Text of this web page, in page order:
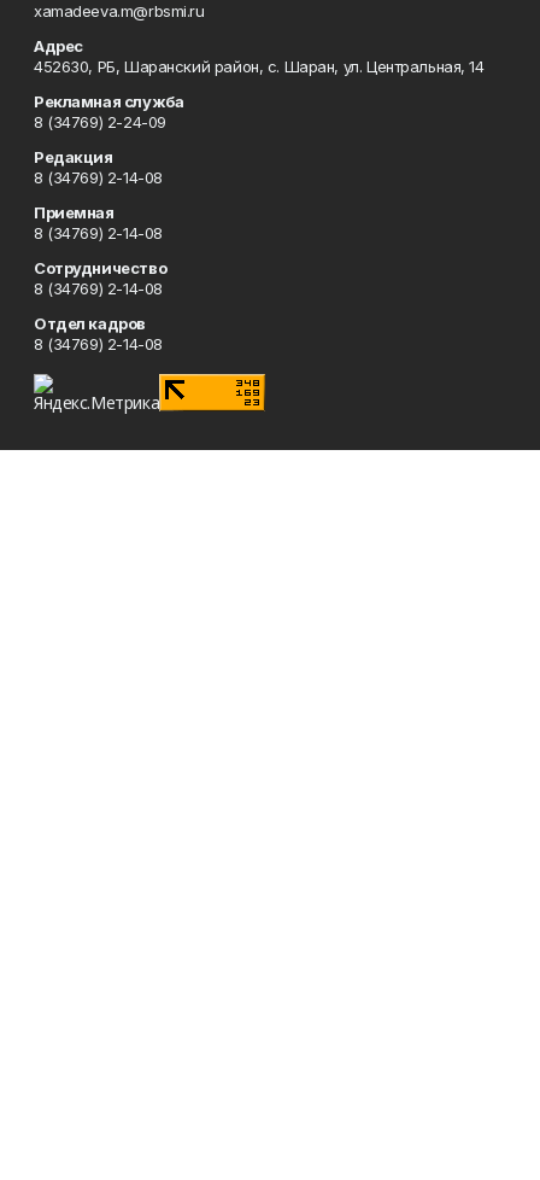
xamadeeva.m@rbsmi.ru
Адрес
452630, РБ, Шаранский район, с. Шаран, ул. Центральная, 14
Рекламная служба
8 (34769) 2-24-09
Редакция
8 (34769) 2-14-08
Приемная
8 (34769) 2-14-08
Сотрудничество
8 (34769) 2-14-08
Отдел кадров
8 (34769) 2-14-08